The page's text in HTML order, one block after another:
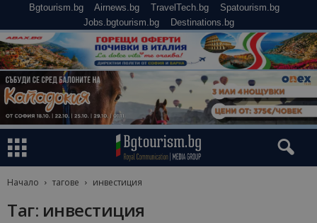
Bgtourism.bg Airnews.bg TravelTech.bg
Spatourism.bg
Jobs.bgtourism.bg
Destinations.bg
Начало тагове инвестиция
Таг: инвестиция